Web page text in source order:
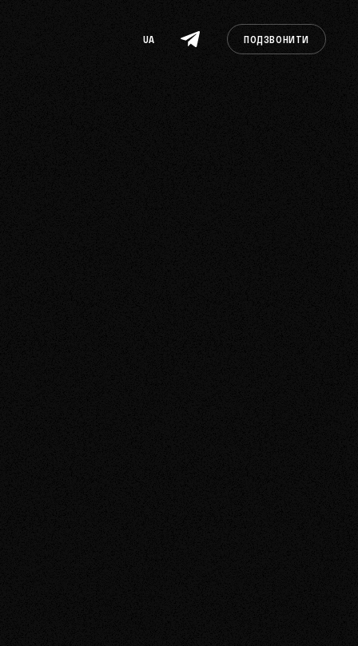
UA ПОДЗВОНИТИ